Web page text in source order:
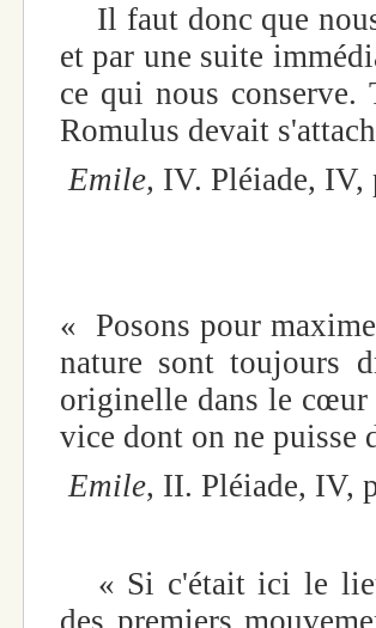
Il faut donc que
et par une suite
ce qui nous conserve.
Romulus devait
Emile, IV. Pléiade, IV,
« Posons pour
nature sont toujours
originelle dans le
vice dont on ne puisse
Emile, II. Pléiade, IV,
« Si c'était ici le
des premiers